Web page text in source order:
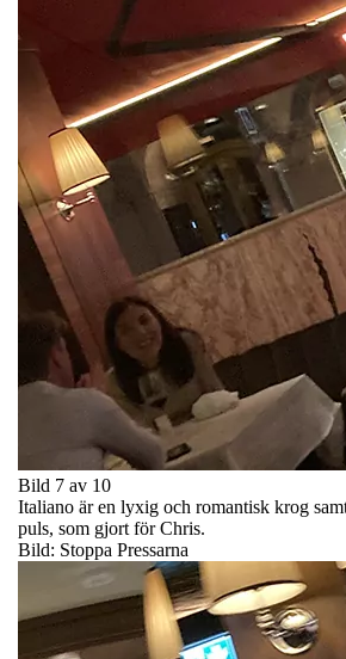
Bild 7 av 10
Italiano är en lyxig och romantisk krog
puls, som gjort för Chris.
Bild: Stoppa Pressarna